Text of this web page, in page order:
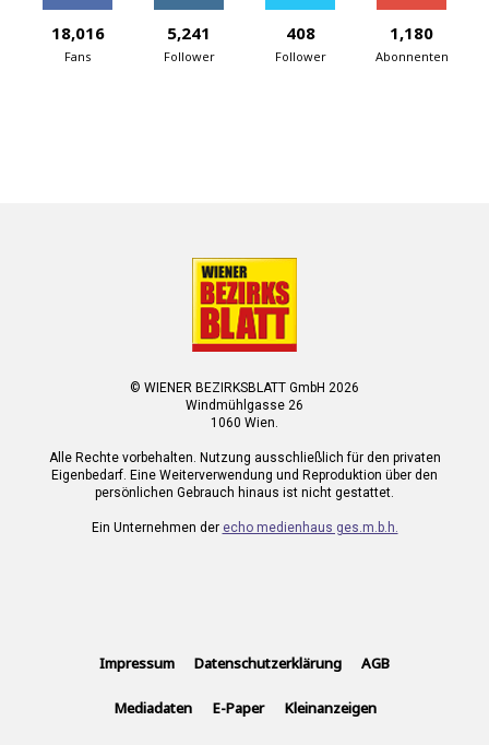
18,016
Fans
5,241
Follower
408
Follower
1,180
Abonnenten
© WIENER BEZIRKSBLATT GmbH 2026
Windmühlgasse 26
1060 Wien.
Alle Rechte vorbehalten. Nutzung ausschließlich für den privaten
Eigenbedarf. Eine Weiterverwendung und Reproduktion über den
persönlichen Gebrauch hinaus ist nicht gestattet.
Ein Unternehmen der echo medienhaus ges.m.b.h.
Impressum Datenschutzerklärung AGB
Mediadaten E-Paper Kleinanzeigen